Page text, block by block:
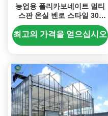
농업용 폴리카보네이트 멀티
스판 온실 벤로 스타일 30-
60m 길이
최고의 가격을 얻으십시오